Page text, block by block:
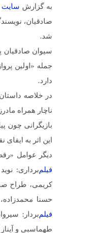
به گزارش سایت
صادقیان،
شد.
سیوان صادقیان
دارد.
در خلاصه
ناچار همراه
بازیگرانی چون
این اثر به ایفای
دیگر عوامل
فیلم‌برداری:
کریمی، طراح
حسنا
فیلم‌بردار:
طهماسبی و